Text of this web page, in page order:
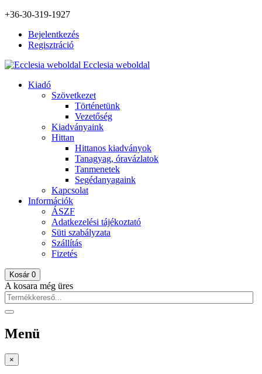
+36-30-319-1927
Bejelentkezés
Regisztráció
Ecclesia weboldal
Kiadó
Szövetkezet
Történetünk
Vezetőség
Kiadványaink
Hittan
Hittanos kiadványok
Tanagyag, óravázlatok
Tanmenetek
Segédanyagaink
Kapcsolat
Információk
ÁSZF
Adatkezelési tájékoztató
Süti szabályzata
Szállítás
Fizetés
Kosár 0
A kosara még üres
Menü
×